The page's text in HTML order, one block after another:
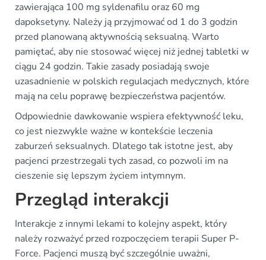
zawierająca 100 mg syldenafilu oraz 60 mg
dapoksetyny. Należy ją przyjmować od 1 do 3 godzin
przed planowaną aktywnością seksualną. Warto
pamiętać, aby nie stosować więcej niż jednej tabletki w
ciągu 24 godzin. Takie zasady posiadają swoje
uzasadnienie w polskich regulacjach medycznych, które
mają na celu poprawę bezpieczeństwa pacjentów.
Odpowiednie dawkowanie wspiera efektywność leku,
co jest niezwykle ważne w kontekście leczenia
zaburzeń seksualnych. Dlatego tak istotne jest, aby
pacjenci przestrzegali tych zasad, co pozwoli im na
cieszenie się lepszym życiem intymnym.
Przegląd interakcji
Interakcje z innymi lekami to kolejny aspekt, który
należy rozważyć przed rozpoczęciem terapii Super P-
Force. Pacjenci muszą być szczególnie uważni,